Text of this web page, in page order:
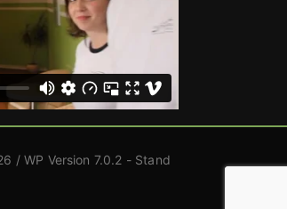
/ WP Version 7.0.2 - Stand